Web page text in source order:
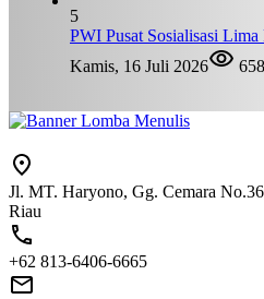
5
PWI Pusat Sosialisasi Lima
Kamis, 16 Juli 2026
658
Jl. MT. Haryono, Gg. Cemara
Riau
+62 813-6406-6665